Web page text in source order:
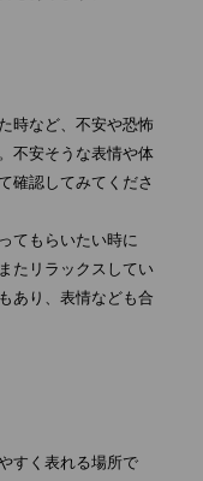
時など、不安や恐怖
不安そうな表情や体
確認してみてくださ
てもらいたい時に
たリラックスしてい
あり、表情なども合
すく表れる場所で